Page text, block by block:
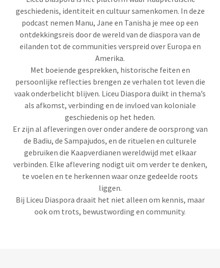
geschiedenis, identiteit en cultuur samenkomen. In deze
podcast nemen Manu, Jane en Tanisha je mee op een
ontdekkingsreis door de wereld van de diaspora van de
eilanden tot de communities verspreid over Europa en
Amerika.
Met boeiende gesprekken, historische feiten en
persoonlijke reflecties brengen ze verhalen tot leven die
vaak onderbelicht blijven. Liceu Diaspora duikt in thema’s
als afkomst, verbinding en de invloed van koloniale
geschiedenis op het heden.
Er zijn al afleveringen over onder andere de oorsprong van
de Badiu, de Sampajudos, en de rituelen en culturele
gebruiken die Kaapverdianen wereldwijd met elkaar
verbinden. Elke aflevering nodigt uit om verder te denken,
te voelen en te herkennen waar onze gedeelde roots
liggen.
Bij Liceu Diaspora draait het niet alleen om kennis, maar
ook om trots, bewustwording en community.